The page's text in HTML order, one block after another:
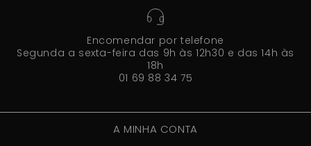
Encomendar por telefone
Segunda a sexta-feira das 9h às 12h30 e das 14h às
18h
01 69 88 34 75
A MINHA CONTA